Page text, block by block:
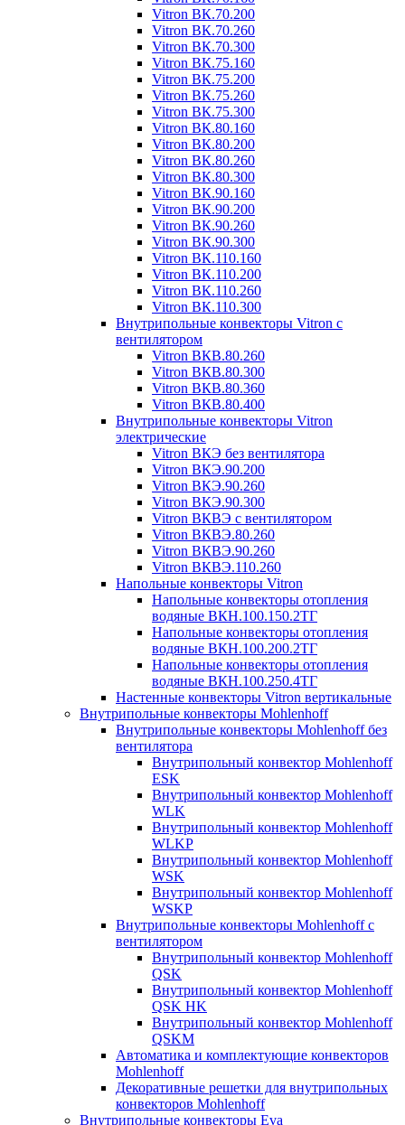
Vitron ВК.70.200
Vitron ВК.70.260
Vitron ВК.70.300
Vitron ВК.75.160
Vitron ВК.75.200
Vitron ВК.75.260
Vitron ВК.75.300
Vitron ВК.80.160
Vitron ВК.80.200
Vitron ВК.80.260
Vitron ВК.80.300
Vitron ВК.90.160
Vitron ВК.90.200
Vitron ВК.90.260
Vitron ВК.90.300
Vitron ВК.110.160
Vitron ВК.110.200
Vitron ВК.110.260
Vitron ВК.110.300
Внутрипольные конвекторы Vitron с
вентилятором
Vitron ВКВ.80.260
Vitron ВКВ.80.300
Vitron ВКВ.80.360
Vitron ВКВ.80.400
Внутрипольные конвекторы Vitron
электрические
Vitron ВКЭ без вентилятора
Vitron ВКЭ.90.200
Vitron ВКЭ.90.260
Vitron ВКЭ.90.300
Vitron ВКВЭ с вентилятором
Vitron ВКВЭ.80.260
Vitron ВКВЭ.90.260
Vitron ВКВЭ.110.260
Напольные конвекторы Vitron
Напольные конвекторы отопления
водяные ВКН.100.150.2ТГ
Напольные конвекторы отопления
водяные ВКН.100.200.2ТГ
Напольные конвекторы отопления
водяные ВКН.100.250.4ТГ
Настенные конвекторы Vitron вертикальные
Внутрипольные конвекторы Mohlenhoff
Внутрипольные конвекторы Mohlenhoff без
вентилятора
Внутрипольный конвектор Mohlenhoff
ESK
Внутрипольный конвектор Mohlenhoff
WLK
Внутрипольный конвектор Mohlenhoff
WLKP
Внутрипольный конвектор Mohlenhoff
WSK
Внутрипольный конвектор Mohlenhoff
WSKP
Внутрипольные конвекторы Mohlenhoff с
вентилятором
Внутрипольный конвектор Mohlenhoff
QSK
Внутрипольный конвектор Mohlenhoff
QSK HK
Внутрипольный конвектор Mohlenhoff
QSKM
Автоматика и комплектующие конвекторов
Mohlenhoff
Декоративные решетки для внутрипольных
конвекторов Mohlenhoff
Внутрипольные конвекторы Eva